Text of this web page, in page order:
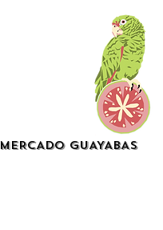
MERCADO GUAYABAS